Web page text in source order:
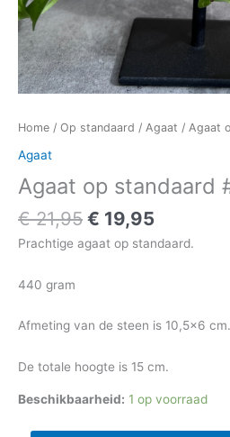
Home / Op standaard / Agaat / Agaat
Agaat
Agaat op standaard
€21,95 € 19,95
Prachtige agaat op standaard.
440 gram
Afmeting van de steen is 10,5×6 cm.
De totale hoogte is 15 cm.
Beschikbaarheid: 1 op voorraad